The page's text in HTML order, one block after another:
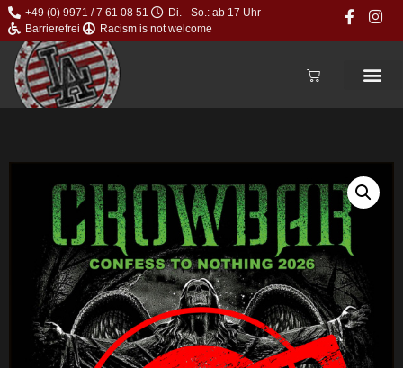
+49 (0) 9971 / 7 61 08 51
Di. - So.: ab 17 Uhr
Barrierefrei
Racism is not welcome